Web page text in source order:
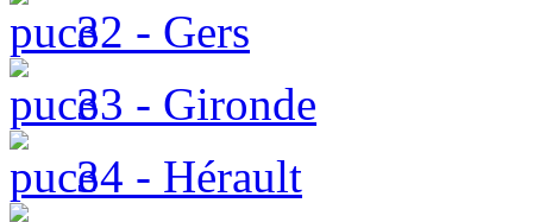
32 - Gers
33 - Gironde
34 - Hérault